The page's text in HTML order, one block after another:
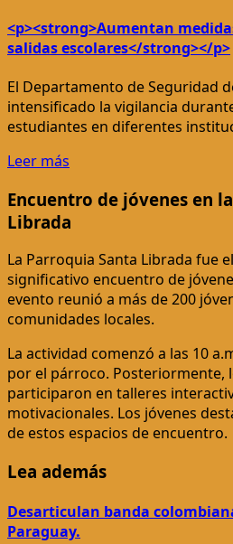
<p><strong>Aumentan
salidas escolares</strong></p>
El Departamento de Seguridad
intensificado la vigilancia
estudiantes en diferentes
Leer más
Encuentro de jóvenes en
Librada
La Parroquia Santa Librada fue
significativo encuentro de
evento reunió a más de 200
comunidades locales.
La actividad comenzó a las 10
por el párroco. Posteriormente,
participaron en talleres
motivacionales. Los jóvenes
de estos espacios de encuentro.
Lea además
Desarticulan banda
Paraguay.